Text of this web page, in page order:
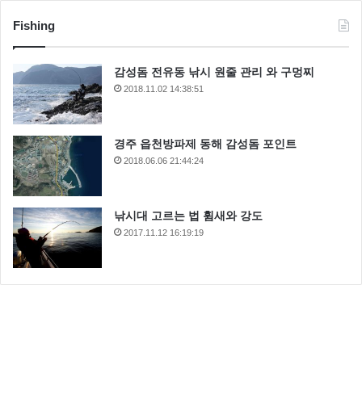
Fishing
감성돔 전유동 낚시 원줄 관리 와 구멍찌
2018.11.02 14:38:51
경주 읍천방파제 동해 감성돔 포인트
2018.06.06 21:44:24
낚시대 고르는 법 휨새와 강도
2017.11.12 16:19:19